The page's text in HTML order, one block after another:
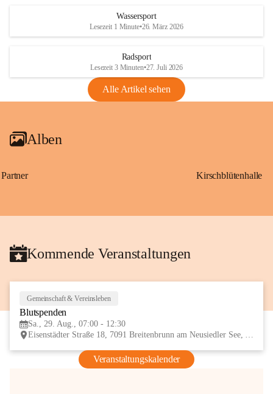
Anhang VBl. EU Nr. 18
1 Seite•1,4 MB
VBl. EU Nr. 18_2026
Wassersport
Lesezeit 1 Minute•26. März 2026
Radsport
Lesezeit 3 Minuten•27. Juli 2026
Alle Artikel sehen
Alben
Partner Kirschblütenhalle
Kommende Veranstaltungen
Gemeinschaft & Vereinsleben
Blutspenden
Sa., 29. Aug., 07:00 - 12:30
Eisenstädter Straße 18, 7091 Breitenbrunn am Neusiedler See, AUT
Veranstaltungskalender